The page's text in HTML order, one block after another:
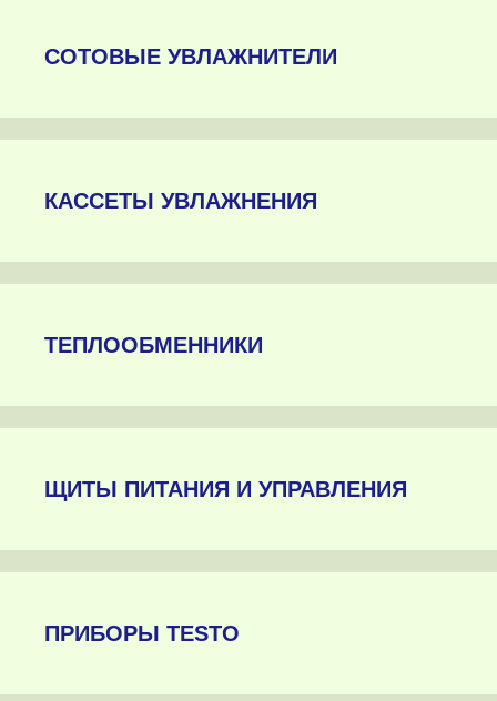
СОТОВЫЕ УВЛАЖНИТЕЛИ
КАССЕТЫ УВЛАЖНЕНИЯ
ТЕПЛООБМЕННИКИ
ЩИТЫ ПИТАНИЯ И УПРАВЛЕНИЯ
ПРИБОРЫ TESTO